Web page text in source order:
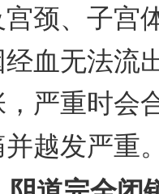
宫颈、子宫
经血无法流
，严重时会
并越发严重